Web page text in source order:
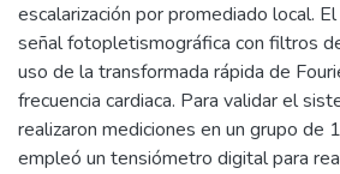
escalarización por promediado local.
señal fotopletismográfica con filtros
uso de la transformada rápida de
frecuencia cardiaca. Para validar el
realizaron mediciones en un grupo de
empleó un tensiómetro digital para